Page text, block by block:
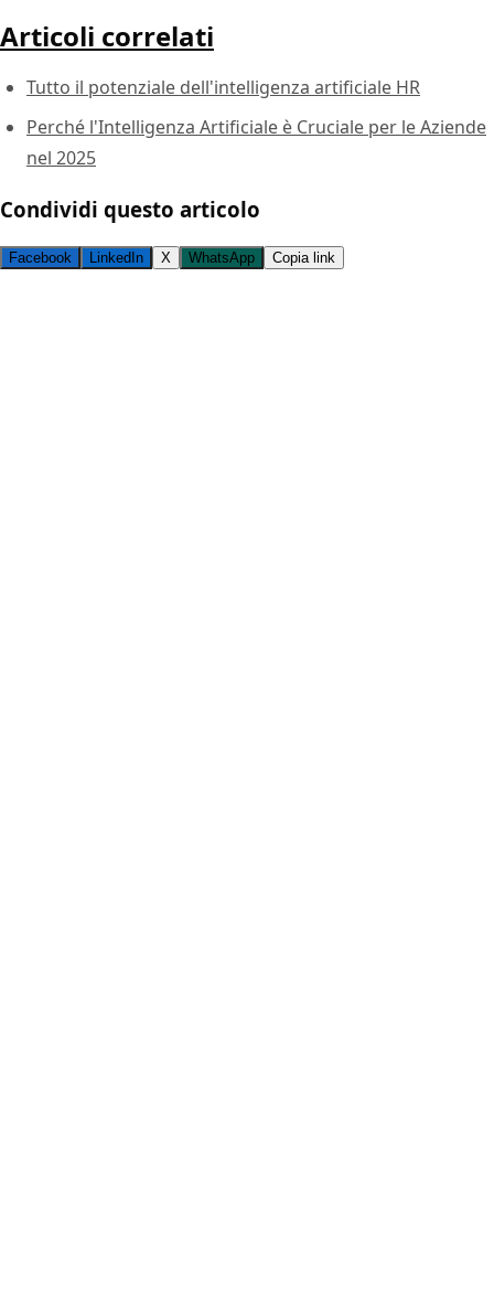
Articoli correlati
Tutto il potenziale dell'intelligenza artificiale HR
Perché l'Intelligenza Artificiale è Cruciale per le Aziende
nel 2025
Condividi questo articolo
Facebook LinkedIn X WhatsApp Copia link